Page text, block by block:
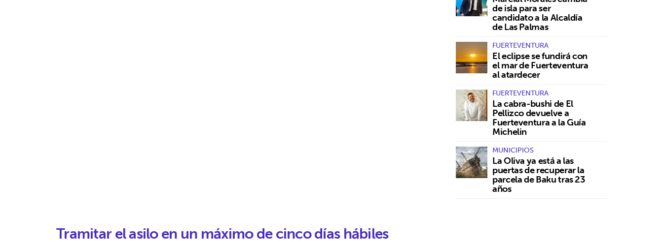
Tramitar el asilo en un máximo de cinco días hábiles
de isla para ser
candidato a la Alcaldía
de Las Palmas
FUERTEVENTURA
El eclipse se fundirá con
el mar de Fuerteventura
al atardecer
FUERTEVENTURA
La cabra-bushi de El
Pellizco devuelve a
Fuerteventura a la Guía
Michelin
MUNICIPIOS
La Oliva ya está a las
puertas de recuperar la
parcela de Baku tras 23
años